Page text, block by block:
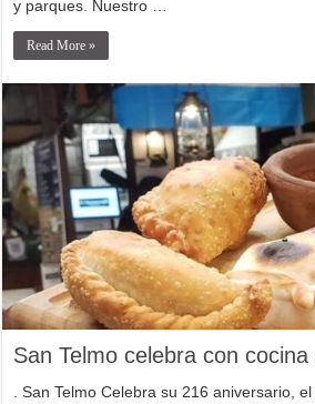
y parques. Nuestro …
Read More »
San Telmo celebra con cocina
. San Telmo Celebra su 216 aniversario,